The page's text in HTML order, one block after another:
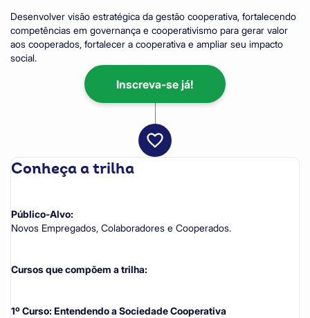
Desenvolver visão estratégica da gestão cooperativa, fortalecendo
competências em governança e cooperativismo para gerar valor
aos cooperados, fortalecer a cooperativa e ampliar seu impacto
social.
Inscreva-se já!
Conheça a trilha
Público-Alvo:
Novos Empregados, Colaboradores e Cooperados.
Cursos que compõem a trilha:
1º Curso: Entendendo a Sociedade Cooperativa